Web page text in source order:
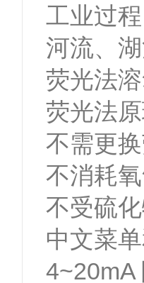
工业过
河流、
荧光法
荧光法
不需更
不消耗
不受硫
中文菜
4~20mA